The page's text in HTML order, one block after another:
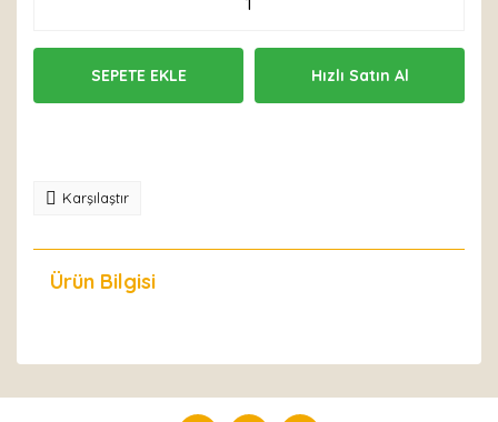
SEPETE EKLE Hızlı Satın Al
Karşılaştır
Ürün Bilgisi